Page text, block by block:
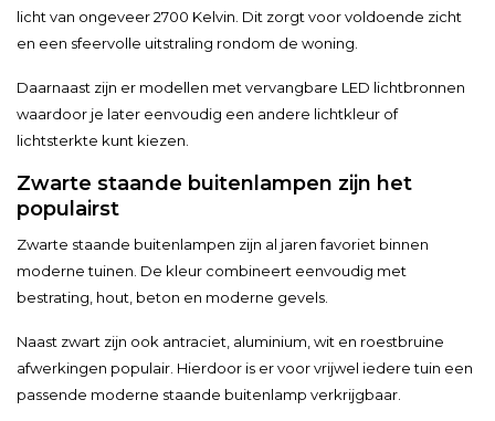
licht van ongeveer 2700 Kelvin. Dit zorgt voor voldoende zicht
en een sfeervolle uitstraling rondom de woning.
Daarnaast zijn er modellen met vervangbare LED lichtbronnen
waardoor je later eenvoudig een andere lichtkleur of
lichtsterkte kunt kiezen.
Zwarte staande buitenlampen zijn het
populairst
Zwarte staande buitenlampen zijn al jaren favoriet binnen
moderne tuinen. De kleur combineert eenvoudig met
bestrating, hout, beton en moderne gevels.
Naast zwart zijn ook antraciet, aluminium, wit en roestbruine
afwerkingen populair. Hierdoor is er voor vrijwel iedere tuin een
passende moderne staande buitenlamp verkrijgbaar.